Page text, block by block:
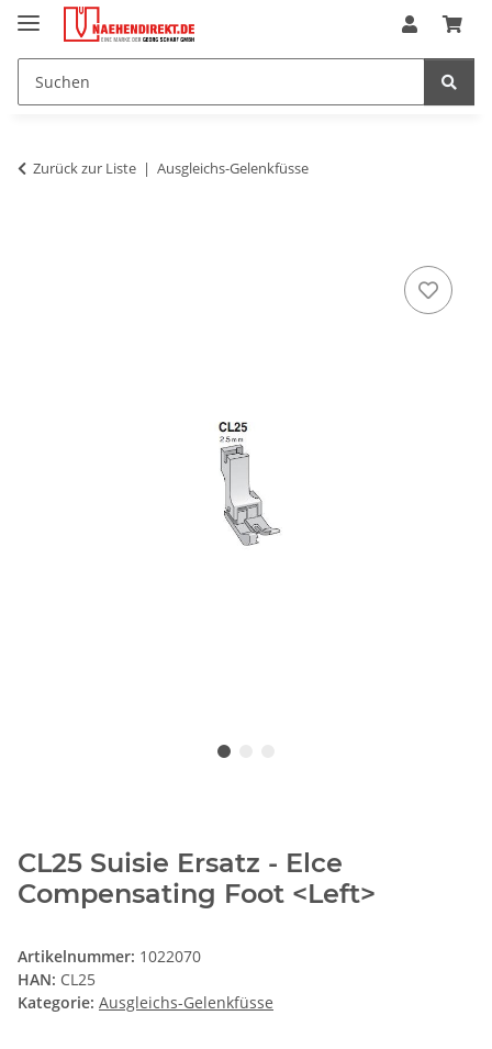
Zurück zur Liste Ausgleichs-Gelenkfüsse
CL25 Suisie Ersatz - Elce
Compensating Foot <Left>
Artikelnummer: 1022070
HAN: CL25
Kategorie: Ausgleichs-Gelenkfüsse